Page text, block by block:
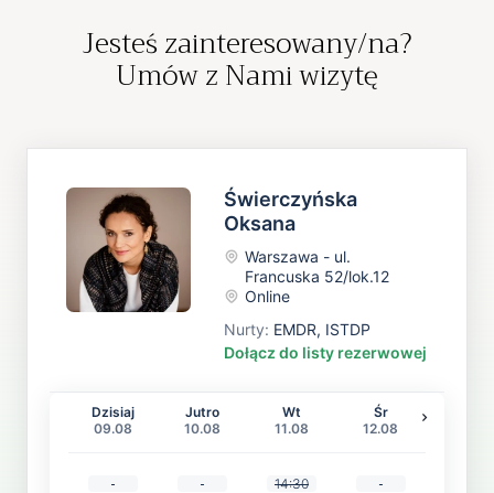
Jesteś zainteresowany/na?
Umów z Nami wizytę
Świerczyńska
Oksana
Warszawa - ul.
Francuska 52/lok.12
Online
Nurty: EMDR, ISTDP
Dołącz do listy rezerwowej
Dzisiaj
09.08
Jutro
10.08
Wt
11.08
Śr
12.08
14:30